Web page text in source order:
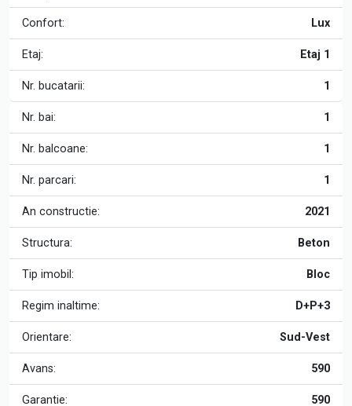
Confort: Lux
Etaj: Etaj 1
Nr. bucatarii: 1
Nr. bai: 1
Nr. balcoane: 1
Nr. parcari: 1
An constructie: 2021
Structura: Beton
Tip imobil: Bloc
Regim inaltime: D+P+3
Orientare: Sud-Vest
Avans: 590
Garantie: 590